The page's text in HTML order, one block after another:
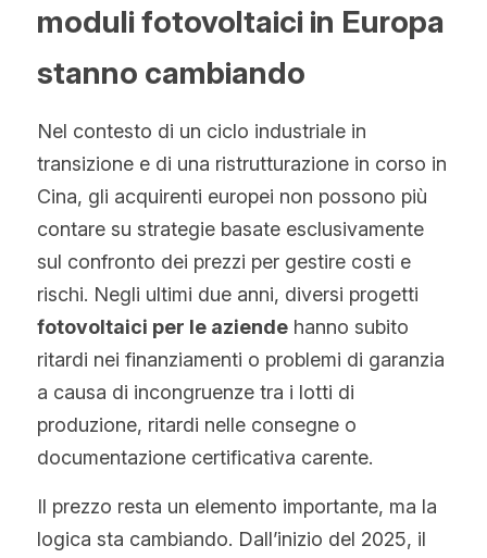
moduli fotovoltaici in Europa
stanno cambiando
Nel contesto di un ciclo industriale in
transizione e di una ristrutturazione in corso in
Cina, gli acquirenti europei non possono più
contare su strategie basate esclusivamente
sul confronto dei prezzi per gestire costi e
fotovoltaici per le aziende hanno subito
ritardi nei finanziamenti o problemi di garanzia
a causa di incongruenze tra i lotti di
produzione, ritardi nelle consegne o
documentazione certificativa carente.
Il prezzo resta un elemento importante, ma la
logica sta cambiando. Dall’inizio del 2025, il